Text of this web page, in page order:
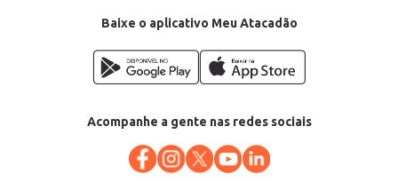
Baixe o aplicativo Meu Atacadão
Acompanhe a gente nas redes sociais